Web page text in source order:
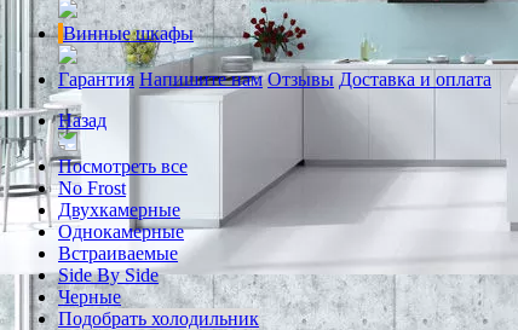
Винные шкафы
Гарантия Напишите нам Отзывы Доставка и оплата
Назад
Посмотреть все
No Frost
Двухкамерные
Однокамерные
Встраиваемые
Side By Side
Черные
Подобрать холодильник